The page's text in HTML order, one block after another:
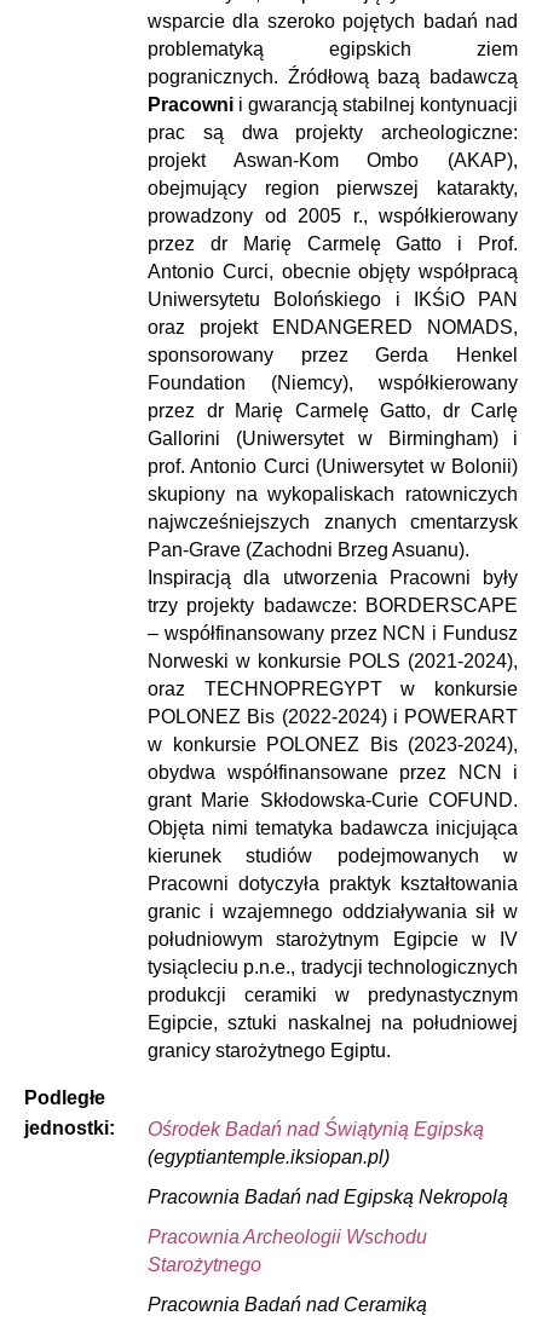
wsparcie dla szeroko pojętych badań nad
problematyką egipskich ziem
pogranicznych. Źródłową bazą badawczą
Pracowni i gwarancją stabilnej kontynuacji
prac są dwa projekty archeologiczne:
projekt Aswan-Kom Ombo (AKAP),
obejmujący region pierwszej katarakty,
prowadzony od 2005 r., współkierowany
przez dr Marię Carmelę Gatto i Prof.
Antonio Curci, obecnie objęty współpracą
Uniwersytetu Bolońskiego i IKŚiO PAN
oraz projekt ENDANGERED NOMADS,
sponsorowany przez Gerda Henkel
Foundation (Niemcy), współkierowany
przez dr Marię Carmelę Gatto, dr Carlę
Gallorini (Uniwersytet w Birmingham) i
prof. Antonio Curci (Uniwersytet w Bolonii)
skupiony na wykopaliskach ratowniczych
najwcześniejszych znanych cmentarzysk
Pan-Grave (Zachodni Brzeg Asuanu).
Inspiracją dla utworzenia Pracowni były
trzy projekty badawcze: BORDERSCAPE
– współfinansowany przez NCN i Fundusz
Norweski w konkursie POLS (2021-2024),
oraz TECHNOPREGYPT w konkursie
POLONEZ Bis (2022-2024) i POWERART
w konkursie POLONEZ Bis (2023-2024),
obydwa współfinansowane przez NCN i
grant Marie Skłodowska-Curie COFUND.
Objęta nimi tematyka badawcza inicjująca
kierunek studiów podejmowanych w
Pracowni dotyczyła praktyk kształtowania
granic i wzajemnego oddziaływania sił w
południowym starożytnym Egipcie w IV
tysiącleciu p.n.e., tradycji technologicznych
produkcji ceramiki w predynastycznym
Egipcie, sztuki naskalnej na południowej
granicy starożytnego Egiptu.
Podległe
jednostki:
Ośrodek Badań nad Świątynią Egipską
(egyptiantemple.iksiopan.pl)
Pracownia Badań nad Egipską Nekropolą
Pracownia Archeologii Wschodu
Starożytnego
Pracownia Badań nad Ceramiką